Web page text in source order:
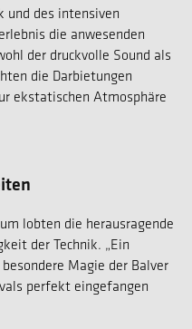
und des intensiven
die anwesenden
der druckvolle Sound als
die Darbietungen
ekstatischen Atmosphäre
lobten die herausragende
der Technik. „Ein
Magie der Balver
perfekt eingefangen